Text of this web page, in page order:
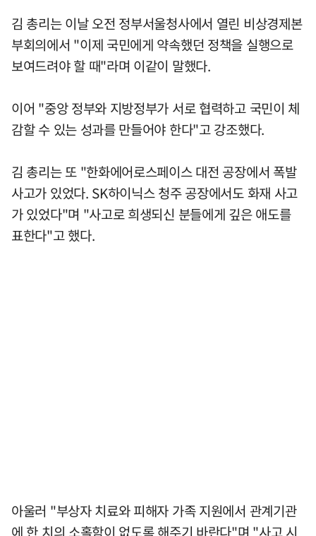
김 총리는 이날 오전 정부서울청사에서 열린 비상경제본
부회의에서 "이제 국민에게 약속했던 정책을 실행으로
보여드려야 할 때"라며 이같이 말했다.
이어 "중앙 정부와 지방정부가 서로 협력하고 국민이 체
감할 수 있는 성과를 만들어야 한다"고 강조했다.
김 총리는 또 "한화에어로스페이스 대전 공장에서 폭발
사고가 있었다. SK하이닉스 청주 공장에서도 화재 사고
가 있었다"며 "사고로 희생되신 분들에게 깊은 애도를
표한다"고 했다.
아울러 "부상자 치료와 피해자 가족 지원에서 관계기관
에 한 치의 소홀함이 없도록 해주기 바란다"며 "사고 시